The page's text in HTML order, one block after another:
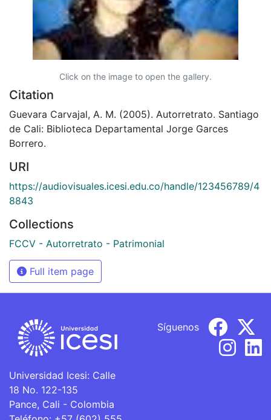
Click on the image to open the gallery.
Citation
Guevara Carvajal, A. M. (2005). Autorretrato. Santiago
de Cali: Biblioteca Departamental Jorge Garces
Borrero.
URI
https://audiovisuales.icesi.edu.co/handle/123456789/4
8843
Collections
FCCV - Autorretrato - Patrimonial
Full item page
Universidad Icesi: Calle
18 No. 122-135
Pance, Cali - Colombia
Síguenos